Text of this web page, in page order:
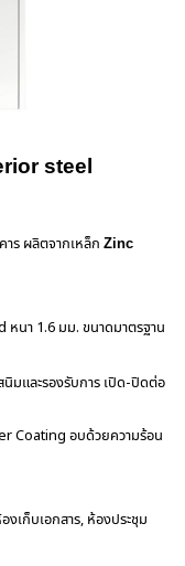
steel
าร ผลิตจากเหล็ก Zinc
นา 1.6 มม. ขนาดมาตรฐาน
มและรองรับการ เปิด-ปิดต่อ
Coating อบด้วยความร้อน
งเก็บเอกสาร, ห้องประชุม